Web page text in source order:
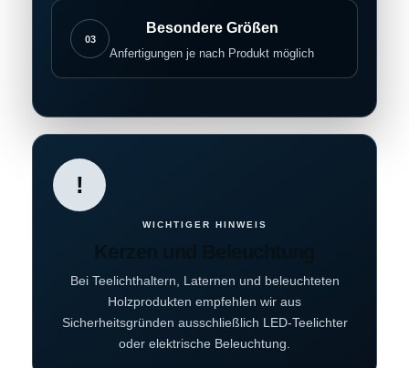
03
Besondere Größen
Anfertigungen je nach Produkt möglich
!
WICHTIGER HINWEIS
Kerzen und Beleuchtung
Bei Teelichthaltern, Laternen und beleuchteten
Holzprodukten empfehlen wir aus
Sicherheitsgründen ausschließlich LED-Teelichter
oder elektrische Beleuchtung.